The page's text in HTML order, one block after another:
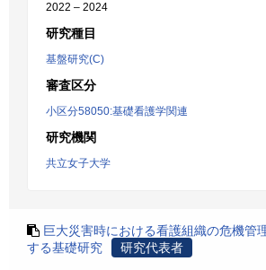
2022 – 2024
研究種目
基盤研究(C)
審査区分
小区分58050:基礎看護学関連
研究機関
共立女子大学
巨大災害時における看護組織の危機管
する基礎研究
研究代表者